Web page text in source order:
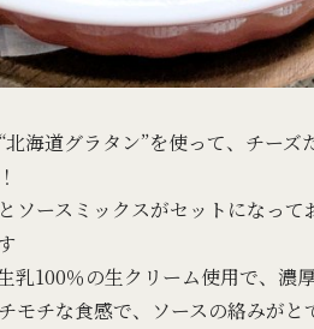
海道グラタン”を使って、チー
ソースミックスがセットになっ
乳100％の生クリーム使用で、濃
モチな食感で、ソースの絡みがと